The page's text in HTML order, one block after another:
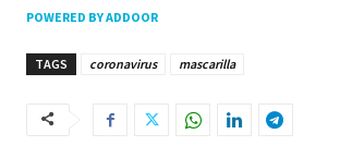
POWERED BY ADDOOR
TAGS coronavirus mascarilla